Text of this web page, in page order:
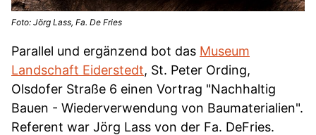
Foto: Jörg Lass, Fa. De Fries
Parallel und ergänzend bot das Museum
Landschaft Eiderstedt, St. Peter Ording,
Olsdofer Straße 6 einen Vortrag "Nachhaltig
Bauen - Wiederverwendung von Baumaterialien".
Referent war Jörg Lass von der Fa. DeFries.